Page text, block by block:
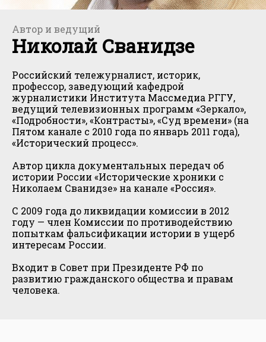
Автор и ведущий
Николай Сванидзе
Российский тележурналист, историк,
профессор, заведующий кафедрой
журналистики Института Массмедиа РГГУ,
ведущий телевизионных программ «Зеркало»,
«Подробности», «Контрасты», «Суд времени» (на
Пятом канале с 2010 года по январь 2011 года),
«Исторический процесс».
Автор цикла документальных передач об
истории России «Исторические хроники с
Николаем Сванидзе» на канале «Россия».
С 2009 года до ликвидации комиссии в 2012
году — член Комиссии по противодействию
попыткам фальсификации истории в ущерб
интересам России.
Входит в Совет при Президенте РФ по
развитию гражданского общества и правам
человека.